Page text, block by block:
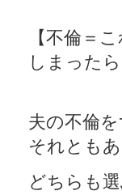
【不倫＝
しまった
夫の不倫
それとも
どちらも